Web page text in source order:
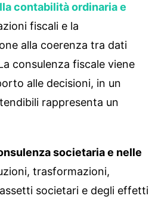
contabilità ordinaria e
fiscali e la
alla coerenza tra dati
consulenza fiscale viene
alle decisioni, in un
rappresenta un
societaria e nelle
trasformazioni,
assetti societari e degli effetti